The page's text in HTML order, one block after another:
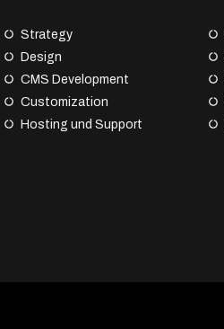
Strategy
Design
CMS Development
Customization
Hosting und Support